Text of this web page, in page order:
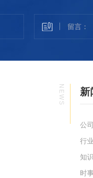
NEWS 新
公
行
知
时